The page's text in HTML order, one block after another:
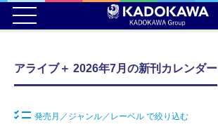
アライブ＋ 2026年7月の新刊カレンダー
発売月／ジャンル／レーベル で絞り込む